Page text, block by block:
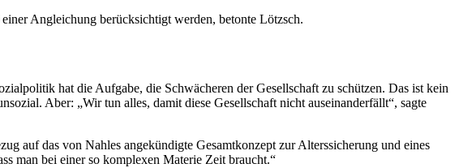
Angleichung berücksichtigt werden, betonte Lötzsch.
hat die Aufgabe, die Schwächeren der Gesellschaft zu schützen. Das ist kein
Aber: „Wir tun alles, damit diese Gesellschaft nicht auseinanderfällt“, sagte
auf das von Nahles angekündigte Gesamtkonzept zur Alterssicherung und eines
man bei einer so komplexen Materie Zeit braucht.“